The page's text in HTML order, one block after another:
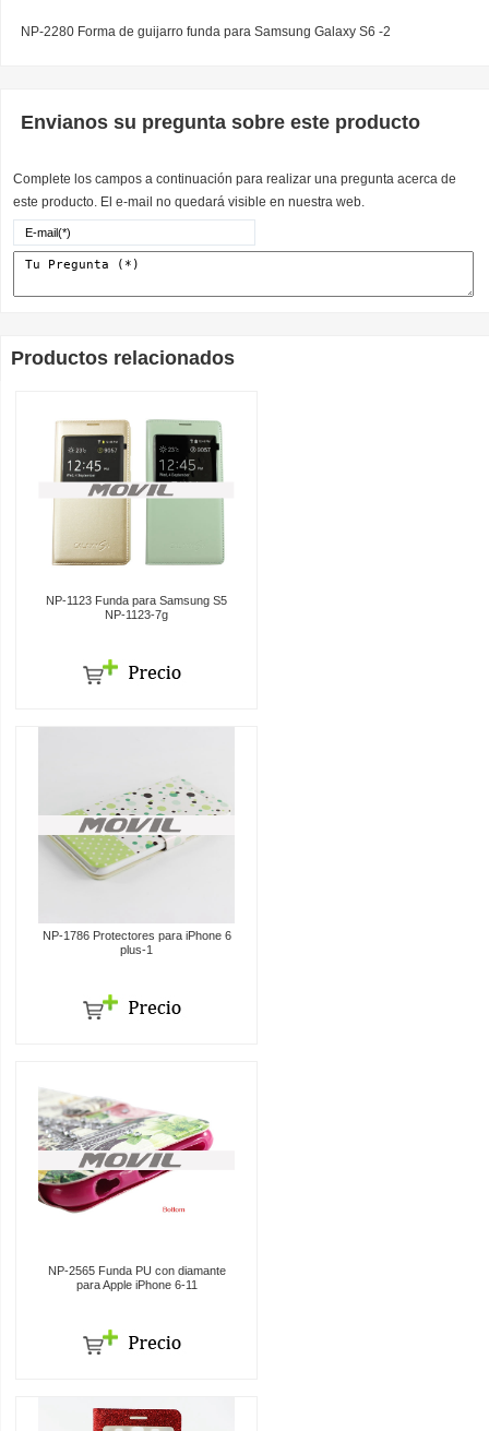
NP-2280 Forma de guijarro funda para Samsung Galaxy S6 -2
Envianos su pregunta sobre este producto
Complete los campos a continuación para realizar una pregunta acerca de
este producto. El e-mail no quedará visible en nuestra web.
Productos relacionados
NP-1123 Funda para Samsung S5
NP-1123-7g
NP-1786 Protectores para iPhone 6
plus-1
NP-2565 Funda PU con diamante
para Apple iPhone 6-11